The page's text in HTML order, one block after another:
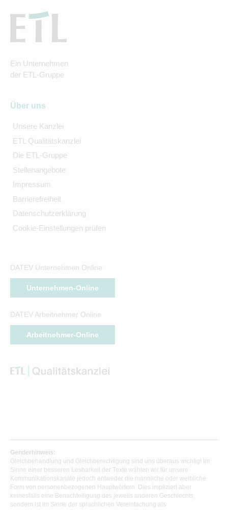
Ein Unternehmen
der ETL-Gruppe
Über uns
Unsere Kanzlei
ETL Qualitätskanzlei
Die ETL-Gruppe
Stellenangebote
Impressum
Barrierefreiheit
Datenschutzerklärung
Cookie-Einstellungen prüfen
DATEV Unternehmen Online
Unternehmen-Online
DATEV Arbeitnehmer Online
Arbeitnehmer-Online
Genderhinweis:
Gleichbehandlung und Gleichberechtigung sind uns überaus wichtig! Im
Sinne einer besseren Lesbarkeit der Texte wählen wir für unsere
Kommunikationskanäle jedoch entweder die männliche oder weibliche
Form von personenbezogenen Hauptwörtern. Dies impliziert aber
keinesfalls eine Benachteiligung des jeweils anderen Geschlechts,
sondern ist im Sinne der sprachlichen Vereinfachung als